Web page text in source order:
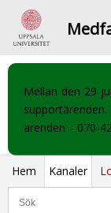
Mellan den 29
ärenden - 070-
Hem Kanaler